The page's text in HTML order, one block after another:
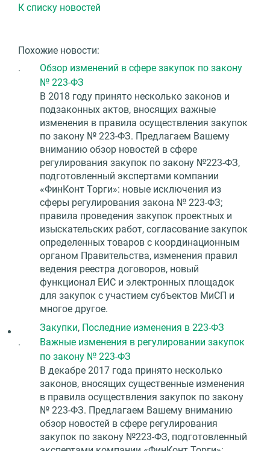
К списку новостей
Похожие новости:
.
Обзор изменений в сфере закупок по закону
№ 223-ФЗ
В 2018 году принято несколько законов и
подзаконных актов, вносящих важные
изменения в правила осуществления закупок
по закону № 223-ФЗ. Предлагаем Вашему
вниманию обзор новостей в сфере
регулирования закупок по закону №223-ФЗ,
подготовленный экспертами компании
«ФинКонт Торги»: новые исключения из
сферы регулирования закона № 223-ФЗ;
правила проведения закупок проектных и
изыскательских работ, согласование закупок
определенных товаров с координационным
органом Правительства, изменения правил
ведения реестра договоров, новый
функционал ЕИС и электронных площадок
для закупок с участием субъектов МиСП и
многое другое.
Закупки, Последние изменения в 223-ФЗ
.
Важные изменения в регулировании закупок
по закону № 223-ФЗ
В декабре 2017 года принято несколько
законов, вносящих существенные изменения
в правила осуществления закупок по закону
№ 223-ФЗ. Предлагаем Вашему вниманию
обзор новостей в сфере регулирования
закупок по закону №223-ФЗ, подготовленный